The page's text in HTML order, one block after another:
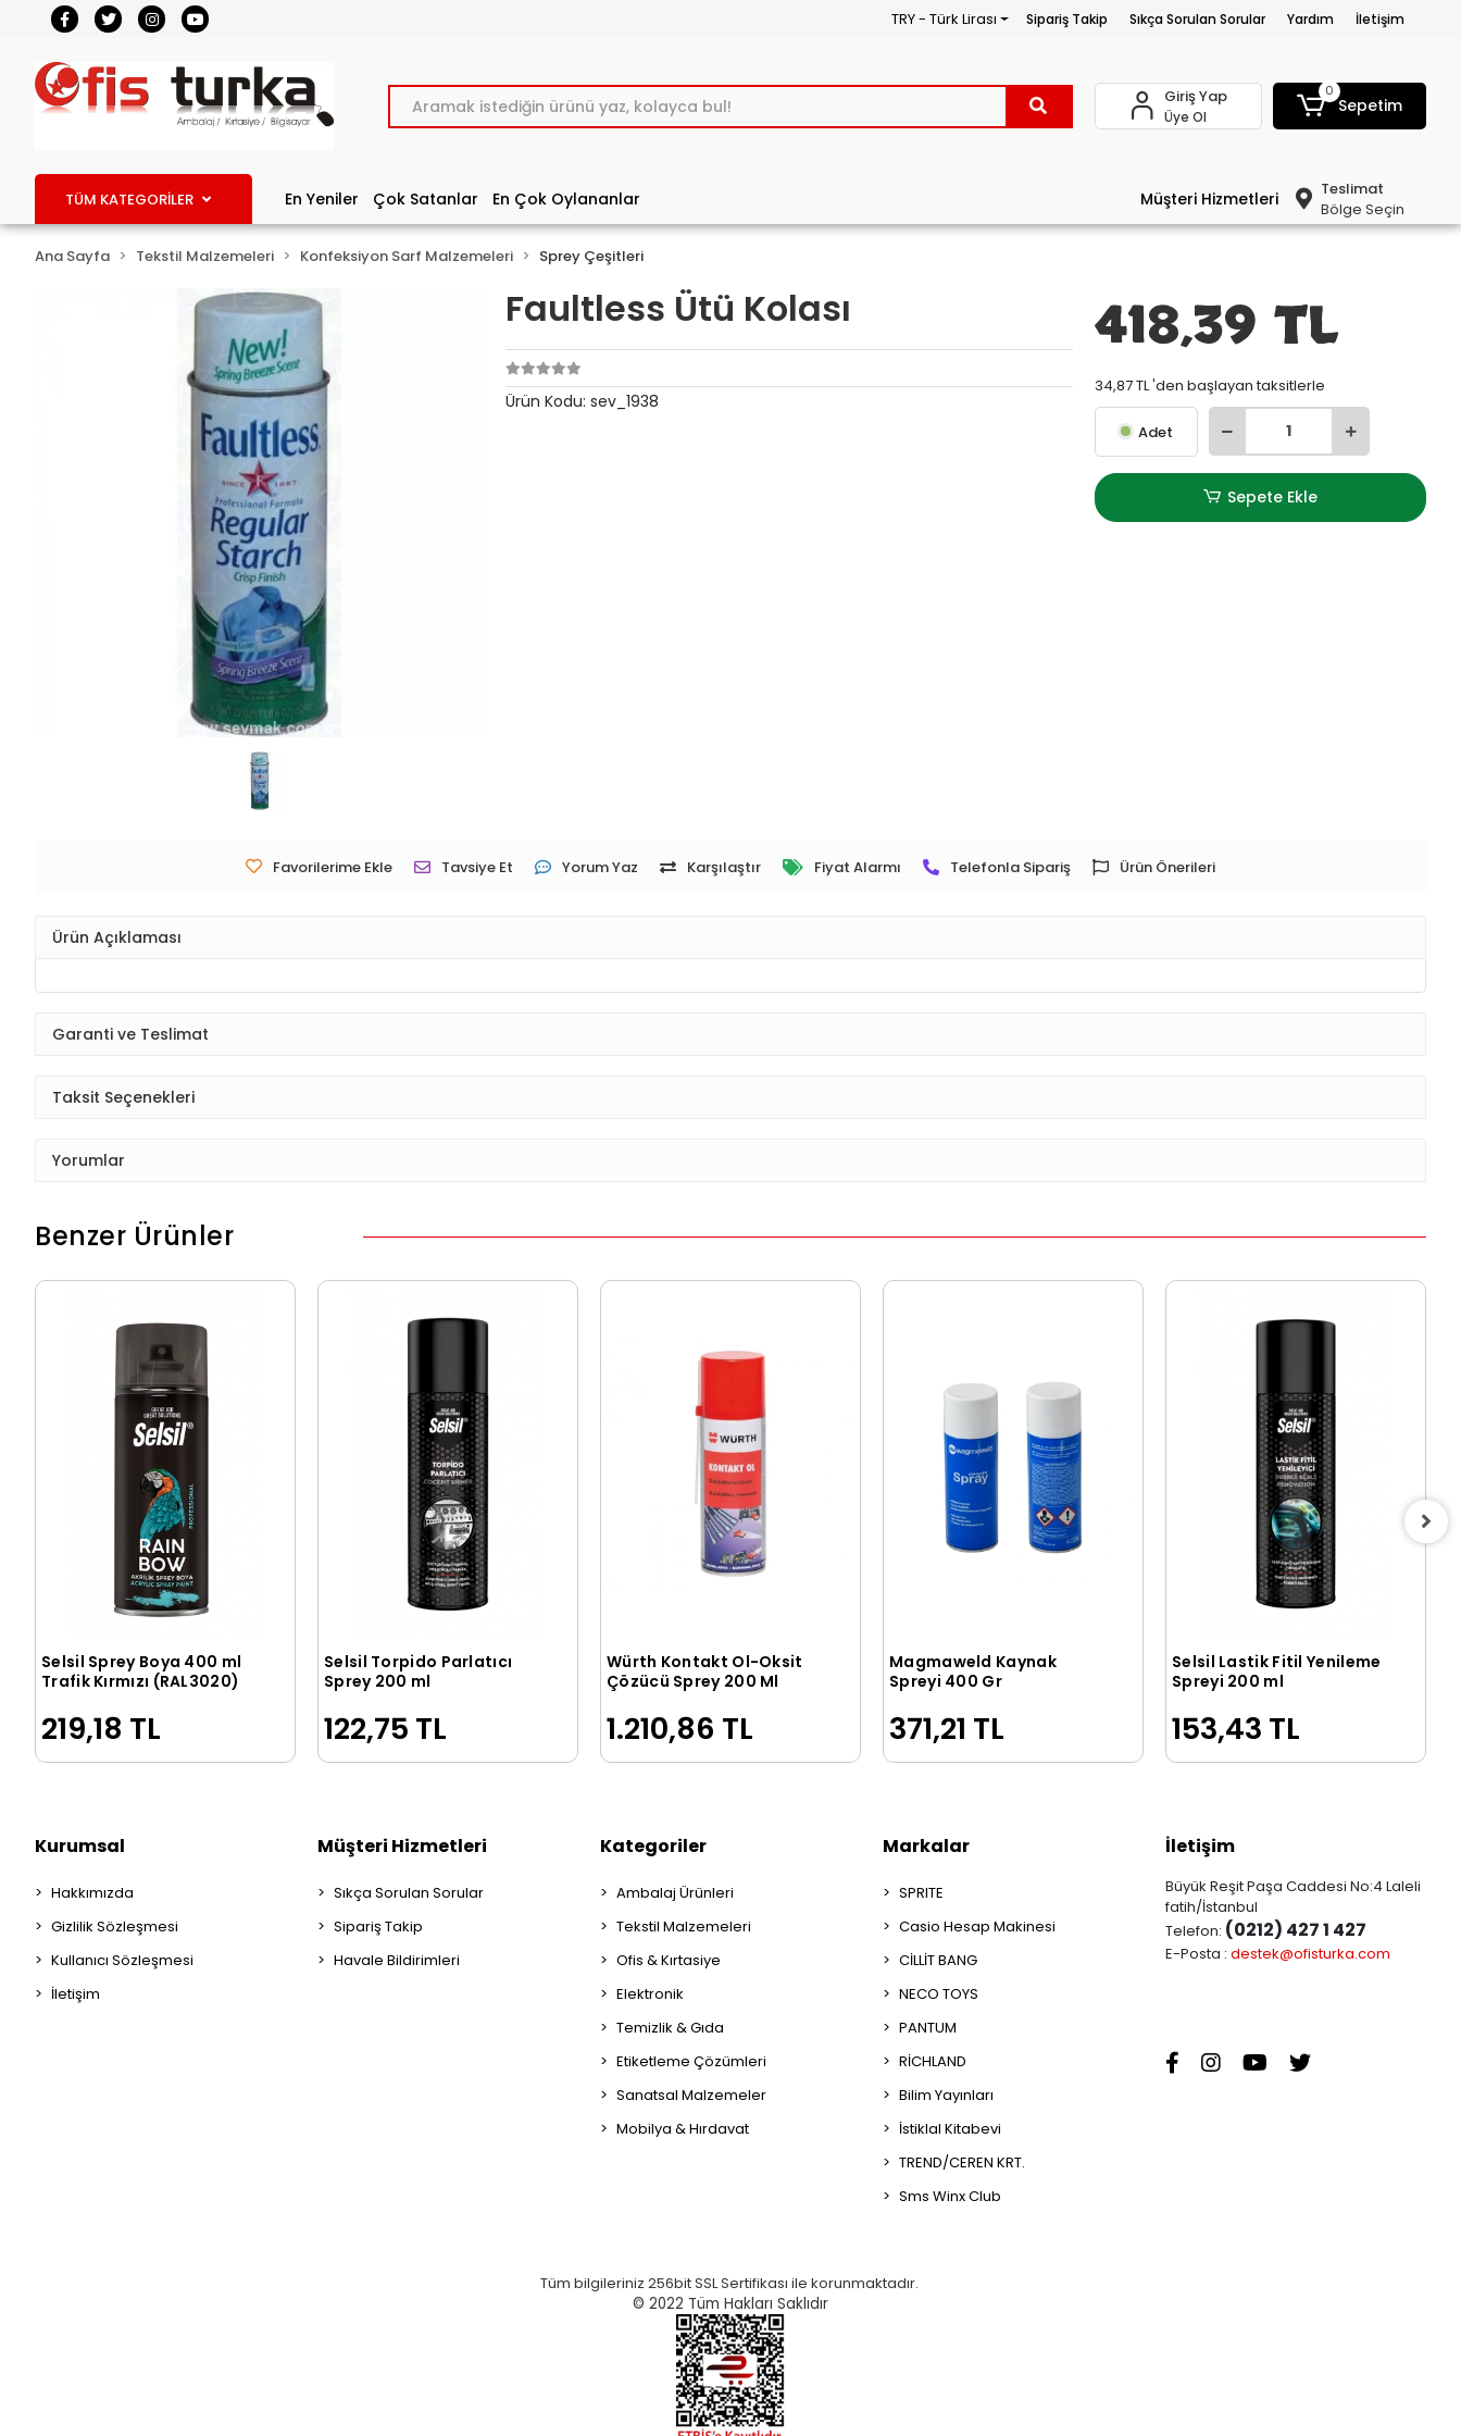
TRY - Türk Lirası Sipariş Takip Sıkça Sorulan Sorular Yardım İletişim
Giriş Yap
Üye Ol
0
Sepetim
TÜM KATEGORİLER En Yeniler Çok Satanlar En Çok Oylananlar Müşteri Hizmetleri
Teslimat
Bölge Seçin
Ana Sayfa Tekstil Malzemeleri Konfeksiyon Sarf Malzemeleri Sprey Çeşitleri
Faultless Ütü Kolası
Ürün Kodu:sev_1938
418,39 TL
34,87 TL 'den başlayan taksitlerle
Adet
Sepete Ekle
Favorilerime Ekle Tavsiye Et Yorum Yaz Karşılaştır Fiyat Alarmı Telefonla Sipariş Ürün Önerileri
Ürün Açıklaması
Garanti ve Teslimat
Taksit Seçenekleri
Yorumlar
Benzer Ürünler
Sepete Ekle
Selsil Sprey Boya 400 ml
Trafik Kırmızı (RAL3020)
219,18 TL
Sepete Ekle
Selsil Torpido Parlatıcı
Sprey 200 ml
122,75 TL
Sepete Ekle
Würth Kontakt Ol-Oksit
Çözücü Sprey 200 Ml
1.210,86 TL
Sepete Ekle
Magmaweld Kaynak
Spreyi 400 Gr
371,21 TL
Sepete Ekle
Selsil Lastik Fitil Yenileme
Spreyi 200 ml
153,43 TL
Kurumsal
Hakkımızda
Gizlilik Sözleşmesi
Kullanıcı Sözleşmesi
İletişim
Müşteri Hizmetleri
Sıkça Sorulan Sorular
Sipariş Takip
Havale Bildirimleri
Kategoriler
Ambalaj Ürünleri
Tekstil Malzemeleri
Ofis & Kırtasiye
Elektronik
Temizlik & Gıda
Etiketleme Çözümleri
Sanatsal Malzemeler
Mobilya & Hırdavat
Markalar
SPRITE
Casio Hesap Makinesi
CİLLİT BANG
NECO TOYS
PANTUM
RİCHLAND
Bilim Yayınları
İstiklal Kitabevi
TREND/CEREN KRT.
Sms Winx Club
İletişim
Büyük Reşit Paşa Caddesi No:4 Laleli
fatih/İstanbul
Telefon: (0212) 427 1 427
E-Posta : destek@ofisturka.com
Tüm bilgileriniz 256bit SSL Sertifikası ile korunmaktadır.
© 2022 Tüm Hakları Saklıdır